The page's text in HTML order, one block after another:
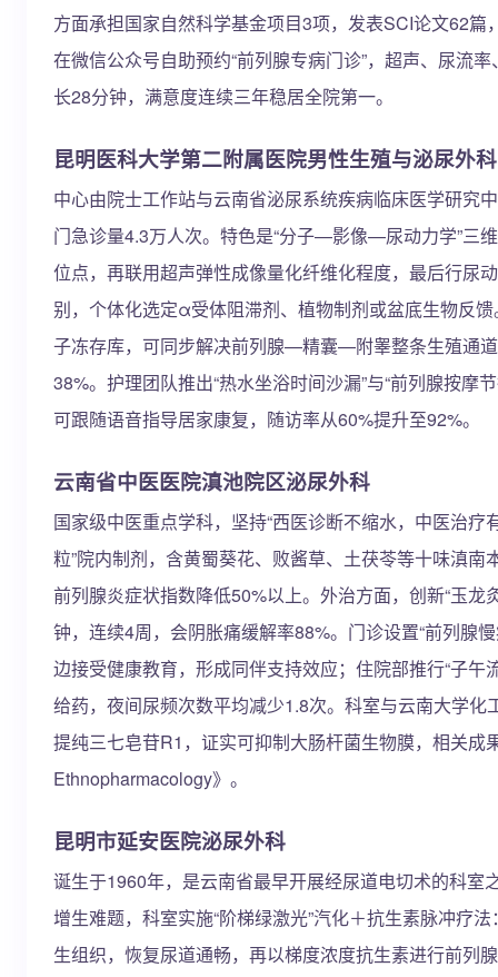
方面承担国家自然科学基金项目3项，发表SCI论文62篇
在微信公众号自助预约“前列腺专病门诊”，超声、尿流
长28分钟，满意度连续三年稳居全院第一。
昆明医科大学第二附属医院男性生殖与泌尿外
中心由院士工作站与云南省泌尿系统疾病临床医学研究
门急诊量4.3万人次。特色是“分子—影像—尿动力学”三
位点，再联用超声弹性成像量化纤维化程度，最后行尿
别，个体化选定α受体阻滞剂、植物制剂或盆底生物反
子冻存库，可同步解决前列腺—精囊—附睾整条生殖通
38%。护理团队推出“热水坐浴时间沙漏”与“前列腺按摩
可跟随语音指导居家康复，随访率从60%提升至92%。
云南省中医医院滇池院区泌尿外科
国家级中医重点学科，坚持“西医诊断不缩水，中医治疗
粒”院内制剂，含黄蜀葵花、败酱草、土茯苓等十味滇南
前列腺炎症状指数降低50%以上。外治方面，创新“玉龙
钟，连续4周，会阴胀痛缓解率88%。门诊设置“前列腺
边接受健康教育，形成同伴支持效应；住院部推行“子午
给药，夜间尿频次数平均减少1.8次。科室与云南大学化
提纯三七皂苷R1，证实可抑制大肠杆菌生物膜，相关成
Ethnopharmacology》。
昆明市延安医院泌尿外科
诞生于1960年，是云南省最早开展经尿道电切术的科室
增生难题，科室实施“阶梯绿激光”汽化＋抗生素脉冲疗
生组织，恢复尿道通畅，再以梯度浓度抗生素进行前列